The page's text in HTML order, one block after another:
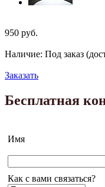
950 руб.
Наличие: Под заказ
Заказать
Бесплатная
Имя
Как с вами связаться?